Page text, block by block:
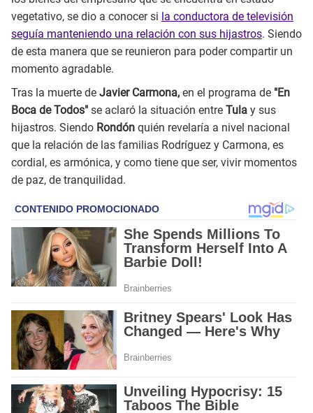
vegetativo, se dio a conocer si la conductora de televisión
seguía manteniendo una relación con sus hijastros. Siendo
de esta manera que se reunieron para poder compartir un
momento agradable.
Tras la muerte de Javier Carmona, en el programa de "En
Boca de Todos" se aclaró la situación entre Tula y sus
hijastros. Siendo Rondón quién revelaría a nivel nacional
que la relación de las familias Rodríguez y Carmona, es
cordial, es armónica, y como tiene que ser, vivir momentos
de paz, de tranquilidad.